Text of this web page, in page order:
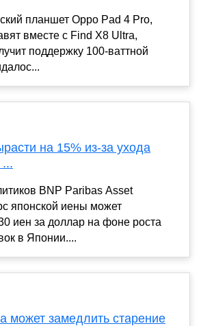
планшет Oppo Pad 4 Pro,
вместе с Find X8 Ultra,
поддержку 100-ваттной
на 15% из-за ухода
...
BNP Paribas Asset
японской иены может
иен за доллар на фоне роста
в Японии....
может замедлить старение